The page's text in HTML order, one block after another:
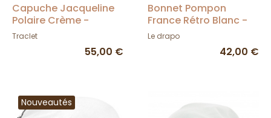
Capuche Jacqueline
Polaire Crème -
Traclet
Traclet
55,00 €
Bonnet Pompon
France Rétro Blanc -
Le Drapo
Le drapo
42,00 €
Nouveautés